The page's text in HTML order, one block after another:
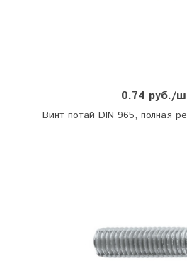
0.74 руб./
Винт потай DIN 965, полная